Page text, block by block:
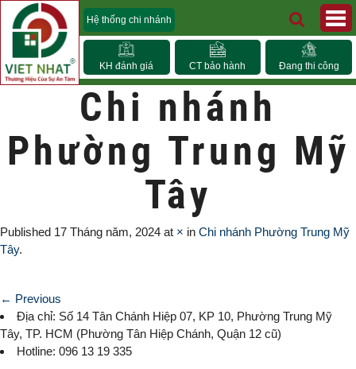
Hệ thống chi nhánh
KH đánh giá CT bảo hành Đang thi công
Chi nhánh
Phường Trung Mỹ
Tây
Published 17 Tháng năm, 2024 at × in Chi nhánh Phường Trung Mỹ
Tây.
← Previous
Địa chỉ: Số 14 Tân Chánh Hiệp 07, KP 10, Phường Trung Mỹ
Tây, TP. HCM (Phường Tân Hiệp Chánh, Quận 12 cũ)
Hotline: 096 13 19 335